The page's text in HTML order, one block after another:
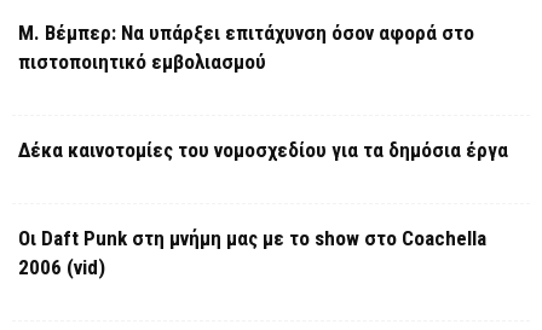
Μ. Βέμπερ: Να υπάρξει επιτάχυνση όσον αφορά στο
πιστοποιητικό εμβολιασμού
Δέκα καινοτομίες του νομοσχεδίου για τα δημόσια έργα
Οι Daft Punk στη μνήμη μας με το show στο Coachella
2006 (vid)